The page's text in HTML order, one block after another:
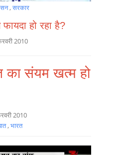
,सरकार
हो रहा है?
2010
का संयम खत्म हो
2010
,भारत